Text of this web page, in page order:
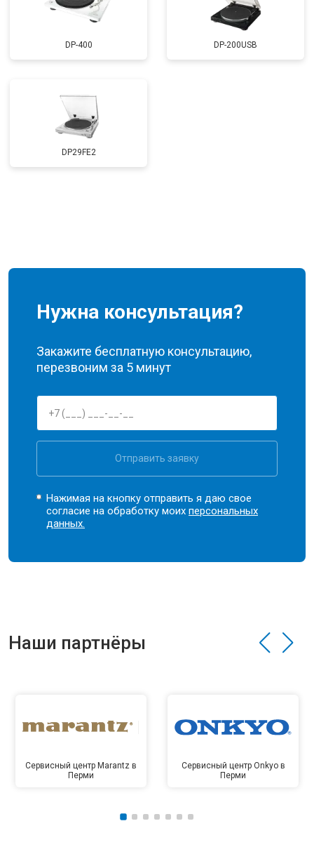
DP-400 DP-200USB
DP29FE2
Нужна консультация?
Закажите бесплатную консультацию,
перезвоним за 5 минут
Отправить заявку
Нажимая на кнопку отправить я даю свое
согласие на обработку моихперсональных
данных.
Наши партнёры
Сервисный центр Marantz в
Перми
Сервисный центр Onkyo в
Перми